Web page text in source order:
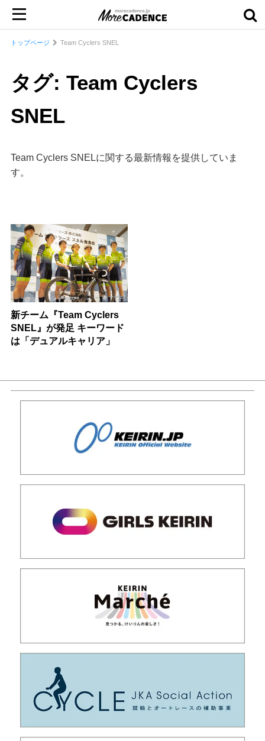
トップページ Team Cyclers SNEL
タグ: Team Cyclers
SNEL
Team Cyclers SNELに関する最新情報を提供していま
す。
新チーム『Team Cyclers
SNEL』が発足 キーワード
は「デュアルキャリア」